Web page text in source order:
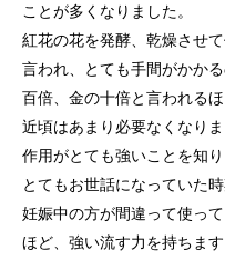
ことが多くなりました。
紅花の花を発酵、乾燥させ
言われ、とても手間がかかる
百倍、金の十倍と言われる
近頃はあまり必要なくなり
作用がとても強いことを知り
とてもお世話になっていた時
妊娠中の方が間違って使っ
ほど、強い流す力を持ちます